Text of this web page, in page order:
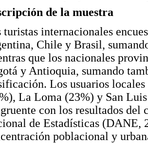
de la muestra
turistas internacionales
Chile y Brasil,
que los nacionales
y Antioquia, sumando
Los usuarios
La Loma (23%) y San
con los resultados
de Estadísticas (DANE,
poblacional y